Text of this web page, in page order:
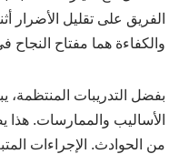
الفريق على تقليل الأضرار
والكفاءة هما مفتاح النجاح
بفضل التدريبات المنتظمة،
الأساليب والممارسات.
من الحوادث. الإجراءات